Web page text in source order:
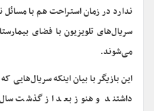
ندارد در زمان استراحت هم با مسائل
سریال‌های تلویزیون با فضای
می‌شوند.
این بازیگر با بیان اینکه
داشتند و هنوز بعد از گذشت